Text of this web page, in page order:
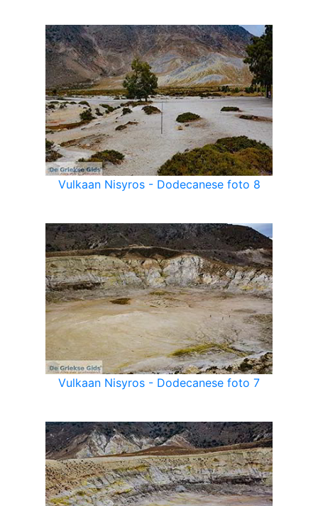
Vulkaan Nisyros - Dodecanese foto 8
Vulkaan Nisyros - Dodecanese foto 7